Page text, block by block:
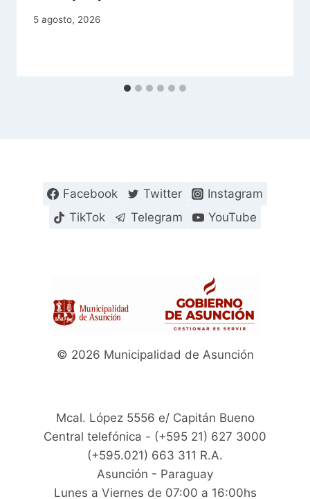
5 agosto, 2026
Facebook Twitter
Instagram
TikTok
Telegram YouTube
© 2026 Municipalidad de Asunción
Mcal. López 5556 e/ Capitán Bueno
Central telefónica - (+595 21) 627 3000
(+595.021) 663 311 R.A.
Asunción - Paraguay
Lunes a Viernes de 07:00 a 16:00hs